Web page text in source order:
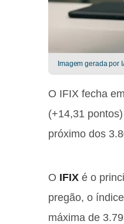
Imagem gerada por
O IFIX fecha
(+14,31
próximo dos
O IFIX é o
pregão, o
máxima de